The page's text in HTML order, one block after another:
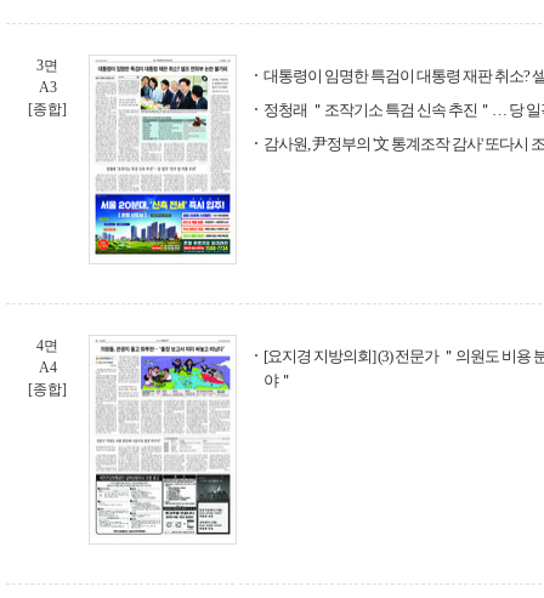
3면
A3
[종합]
대통령이 임명한 특검이 대통령 재판 취소?
정청래 ＂조작기소 특검 신속 추진＂… 당
감사원, 尹정부의 '文 통계조작 감사' 또다시
4면
A4
[종합]
[요지경 지방의회] (3) 전문가 ＂의원도 비용
야＂